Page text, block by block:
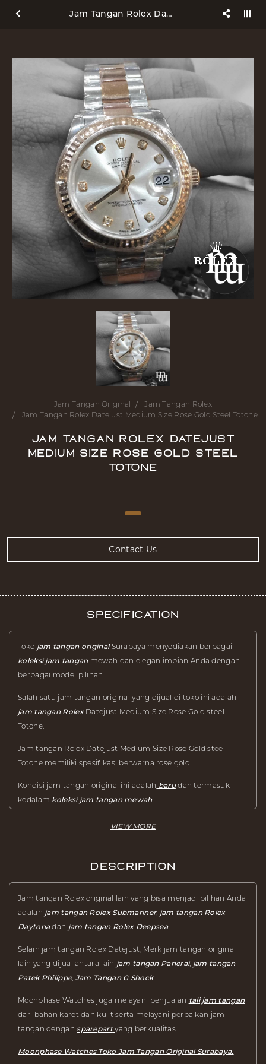
Jam Tangan Rolex Datejust Medium Size Rose Gold Steel Totone
Jam Tangan Original
Jam Tangan Rolex
Jam Tangan Rolex Datejust Medium Size Rose Gold Steel Totone
Jam Tangan Rolex Datejust
Medium Size Rose Gold Steel
Totone
Contact Us
Specification
Toko jam tangan originalSurabaya menyediakan berbagai
koleksi jam tanganmewah dan elegan impian Anda dengan
berbagai model pilihan.
Salah satu jam tangan original yang dijual di toko ini adalah
jam tangan RolexDatejust Medium Size Rose Gold steel
Totone.
Jam tangan Rolex Datejust Medium Size Rose Gold steel
Totone memiliki spesifikasi berwarna rose gold.
Kondisi jam tangan original ini adalah barudan termasuk
kedalam koleksi jam tangan mewah.
Description
Jam tangan Rolex original lain yang bisa menjadi pilihan Anda
adalah jam tangan Rolex Submariner, jam tangan Rolex
Daytonadan jam tangan Rolex Deepsea.
Selain jam tangan Rolex Datejust, Merk jam tangan original
lain yang dijual antara lain jam tangan Panerai, jam tangan
Patek Philippe, Jam Tangan G Shock.
Moonphase Watches juga melayani penjualan tali jam tangan
dari bahan karet dan kulit serta melayani perbaikan jam
tangan dengan sparepart yang berkualitas.
Moonphase Watches Toko Jam Tangan Original Surabaya.